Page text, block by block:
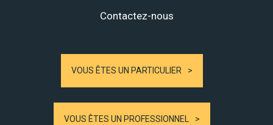
Contactez-nous
VOUS ÊTES UN PARTICULIER
VOUS ÊTES UN PROFESSIONNEL